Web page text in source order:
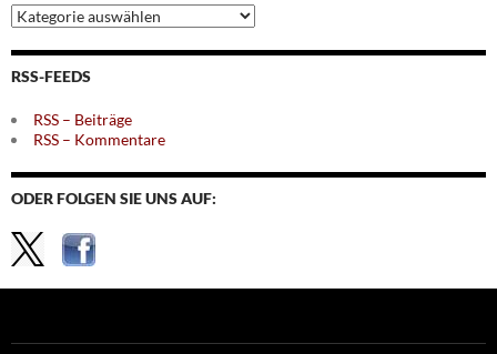
Archiv
nach
Themen
RSS-FEEDS
RSS – Beiträge
RSS – Kommentare
ODER FOLGEN SIE UNS AUF: